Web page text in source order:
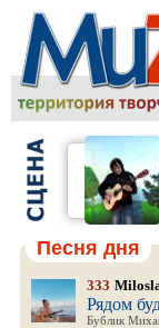
Песня дня
333
Рядом
Бублик